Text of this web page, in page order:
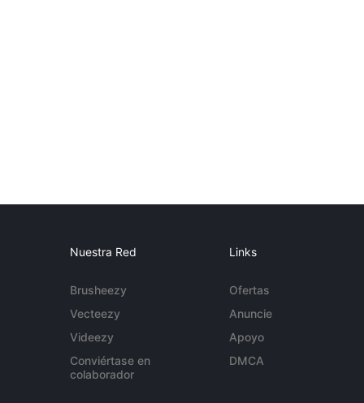
Nuestra Red
Brusheezy
Vecteezy
Videezy
Conviértase en
colaborador
Links
Ofertas
Anuncie
Apoyo
DMCA